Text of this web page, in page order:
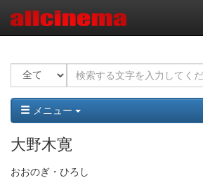
メニュー
大野木寛
おおのぎ・ひろし